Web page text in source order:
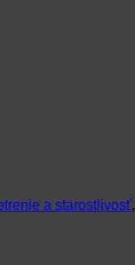
a starostlivosť,